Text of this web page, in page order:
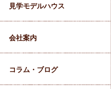
見学モデルハウス
会社案内
コラム・ブログ